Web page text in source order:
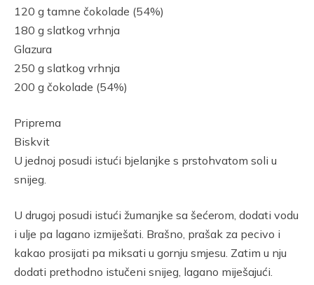
120 g tamne čokolade (54%)
180 g slatkog vrhnja
Glazura
250 g slatkog vrhnja
200 g čokolade (54%)
Priprema
Biskvit
U jednoj posudi istući bjelanjke s prstohvatom soli u
snijeg.
U drugoj posudi istući žumanjke sa šećerom, dodati vodu
i ulje pa lagano izmiješati. Brašno, prašak za pecivo i
kakao prosijati pa miksati u gornju smjesu. Zatim u nju
dodati prethodno istučeni snijeg, lagano miješajući.